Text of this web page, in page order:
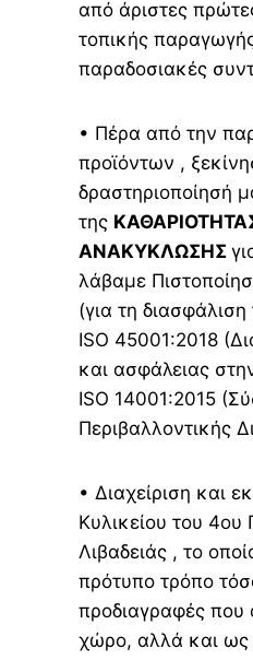
από άριστες
τοπικής
παραδοσιακές
• Πέρα από την
προϊόντων ,
δραστηριοποίησή
της
ΑΝΑΚΥΚΛΩΣΗΣ
λάβαμε
(για τη
ISO 45001:2018
και ασφάλειας
ISO 14001:2015
Περιβαλλοντικής
• Διαχείριση και
Κυλικείου του 4ου
Λιβαδειάς , το
πρότυπο τρόπο
προδιαγραφές που
χώρο, αλλά και ως